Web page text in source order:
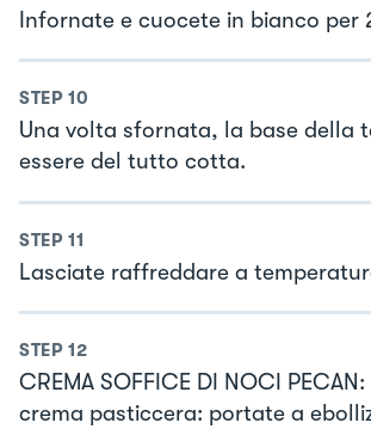
Infornate e cuocete in bianco per
STEP 10
Una volta sfornata, la base della
essere del tutto cotta.
STEP 11
Lasciate raffreddare a
STEP 12
CREMA SOFFICE DI NOCI
crema pasticcera: portate a